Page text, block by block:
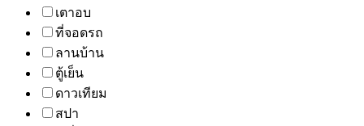
เตาอบ
ที่จอดรถ
ลานบ้าน
ตู้เย็น
ดาวเทียม
สปา